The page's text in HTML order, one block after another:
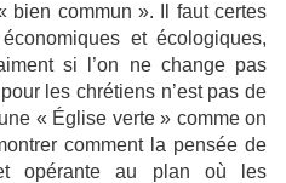
bien commun ». Il faut certes
et écologiques,
si l’on ne change pas
les chrétiens n’est pas de
« Église verte » comme on
comment la pensée de
opérante au plan où les